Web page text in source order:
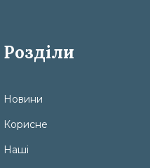
Розділи
Новини
Корисне
Наші